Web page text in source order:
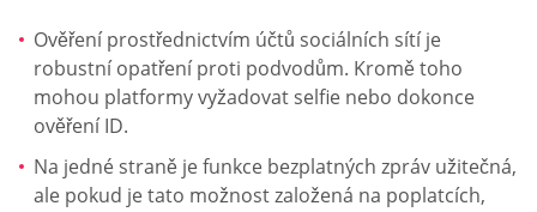
Ověření prostřednictvím účtů sociálních sítí je
robustní opatření proti podvodům. Kromě toho
mohou platformy vyžadovat selfie nebo dokonce
ověření ID.
Na jedné straně je funkce bezplatných zpráv užitečná,
ale pokud je tato možnost založená na poplatcích,